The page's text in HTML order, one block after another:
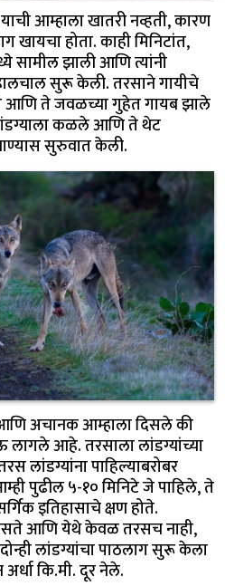
आम्हाला खातरी नव्हती, कारण
खायचा होता. काही मिनिटांत,
सामील झाली आणि त्यांनी
सुरू केली. तरसाने गायीचे
आणि ते जवळच्या गुहेत गायब झाले
कळले आणि ते थेट
सुरुवात केली.
अचानक आम्हाला दिसले की
लागले आहे. तरसाला लांडग्यांच्या
लांडग्यांना पाहिल्याबरोबर
पुढील ५-१० मिनिटे जे पाहिले, ते
इतिहासाचे क्षण होते.
आणि येथे केवळ तरसच नाही,
लांडग्यांचा पाठलाग सुरू केला
कि.मी. दूर नेले.